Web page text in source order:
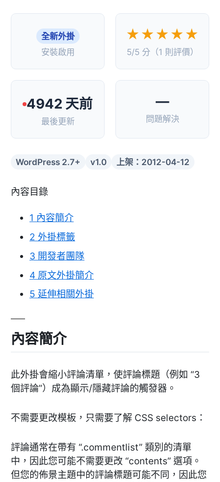
全新外掛
安裝啟用
★★★★★
5/5 分（1 則評價）
4942 天前
最後更新
—
問題解決
WordPress 2.7+ v1.0 上架：2012-04-12
內容目錄
1 內容簡介
2 外掛標籤
3 開發者團隊
4 原文外掛簡介
5 延伸相關外掛
內容簡介
此外掛會縮小評論清單，使評論標題（例如 “3
個評論”）成為顯示/隱藏評論的觸發器。
不需要更改模板，只需要了解 CSS selectors：
評論通常在帶有 “.commentlist” 類別的清單
中，因此您可能不需要更改 “contents” 選項。
但您的佈景主題中的評論標題可能不同，因此您